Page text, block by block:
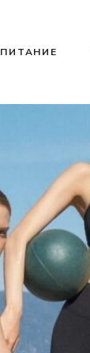
ПИТАНИЕ